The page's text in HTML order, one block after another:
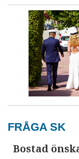
FRÅGA SK
Bostad